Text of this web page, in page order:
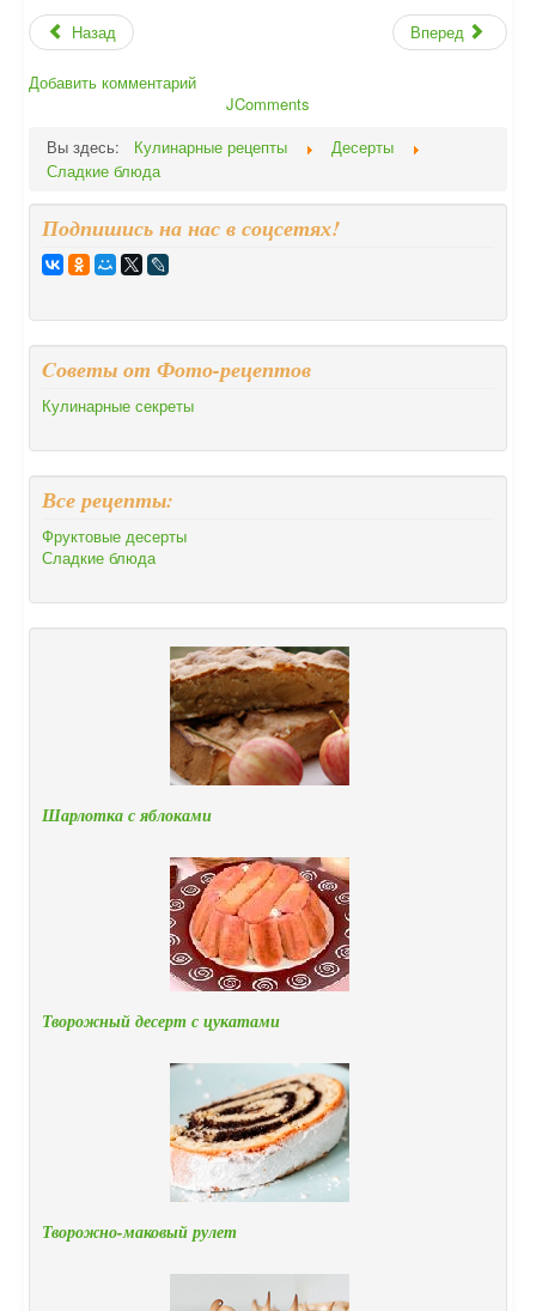
Назад Вперед
Добавить комментарий
JComments
Вы здесь:
Кулинарные рецепты
Десерты
Сладкие блюда
Подпишись на нас в соцсетях!
Cоветы от Фото-рецептов
Кулинарные секреты
Все рецепты:
Фруктовые десерты
Сладкие блюда
Шарлотка с яблоками
Творожный десерт с цукатами
Творожно-маковый рулет